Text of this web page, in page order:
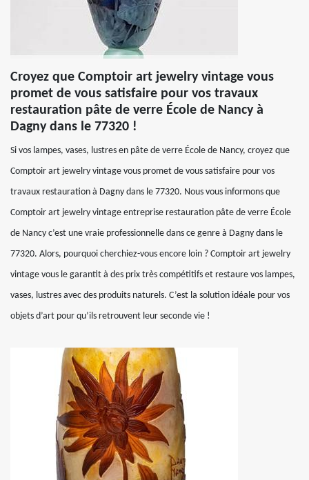
Croyez que Comptoir art jewelry vintage vous
promet de vous satisfaire pour vos travaux
restauration pâte de verre École de Nancy à
Dagny dans le 77320 !
Si vos lampes, vases, lustres en pâte de verre École de Nancy, croyez que
Comptoir art jewelry vintage vous promet de vous satisfaire pour vos
travaux restauration à Dagny dans le 77320. Nous vous informons que
Comptoir art jewelry vintage entreprise restauration pâte de verre École
de Nancy c’est une vraie professionnelle dans ce genre à Dagny dans le
77320. Alors, pourquoi cherchiez-vous encore loin ? Comptoir art jewelry
vintage vous le garantit à des prix très compétitifs et restaure vos lampes,
vases, lustres avec des produits naturels. C’est la solution idéale pour vos
objets d’art pour qu’ils retrouvent leur seconde vie !